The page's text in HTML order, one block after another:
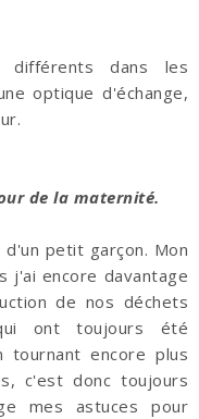
différents dans les
optique d'échange,
de la maternité.
d'un petit garçon. Mon
j'ai encore davantage
de nos déchets
ont toujours été
encore plus
c'est donc toujours
mes astuces pour